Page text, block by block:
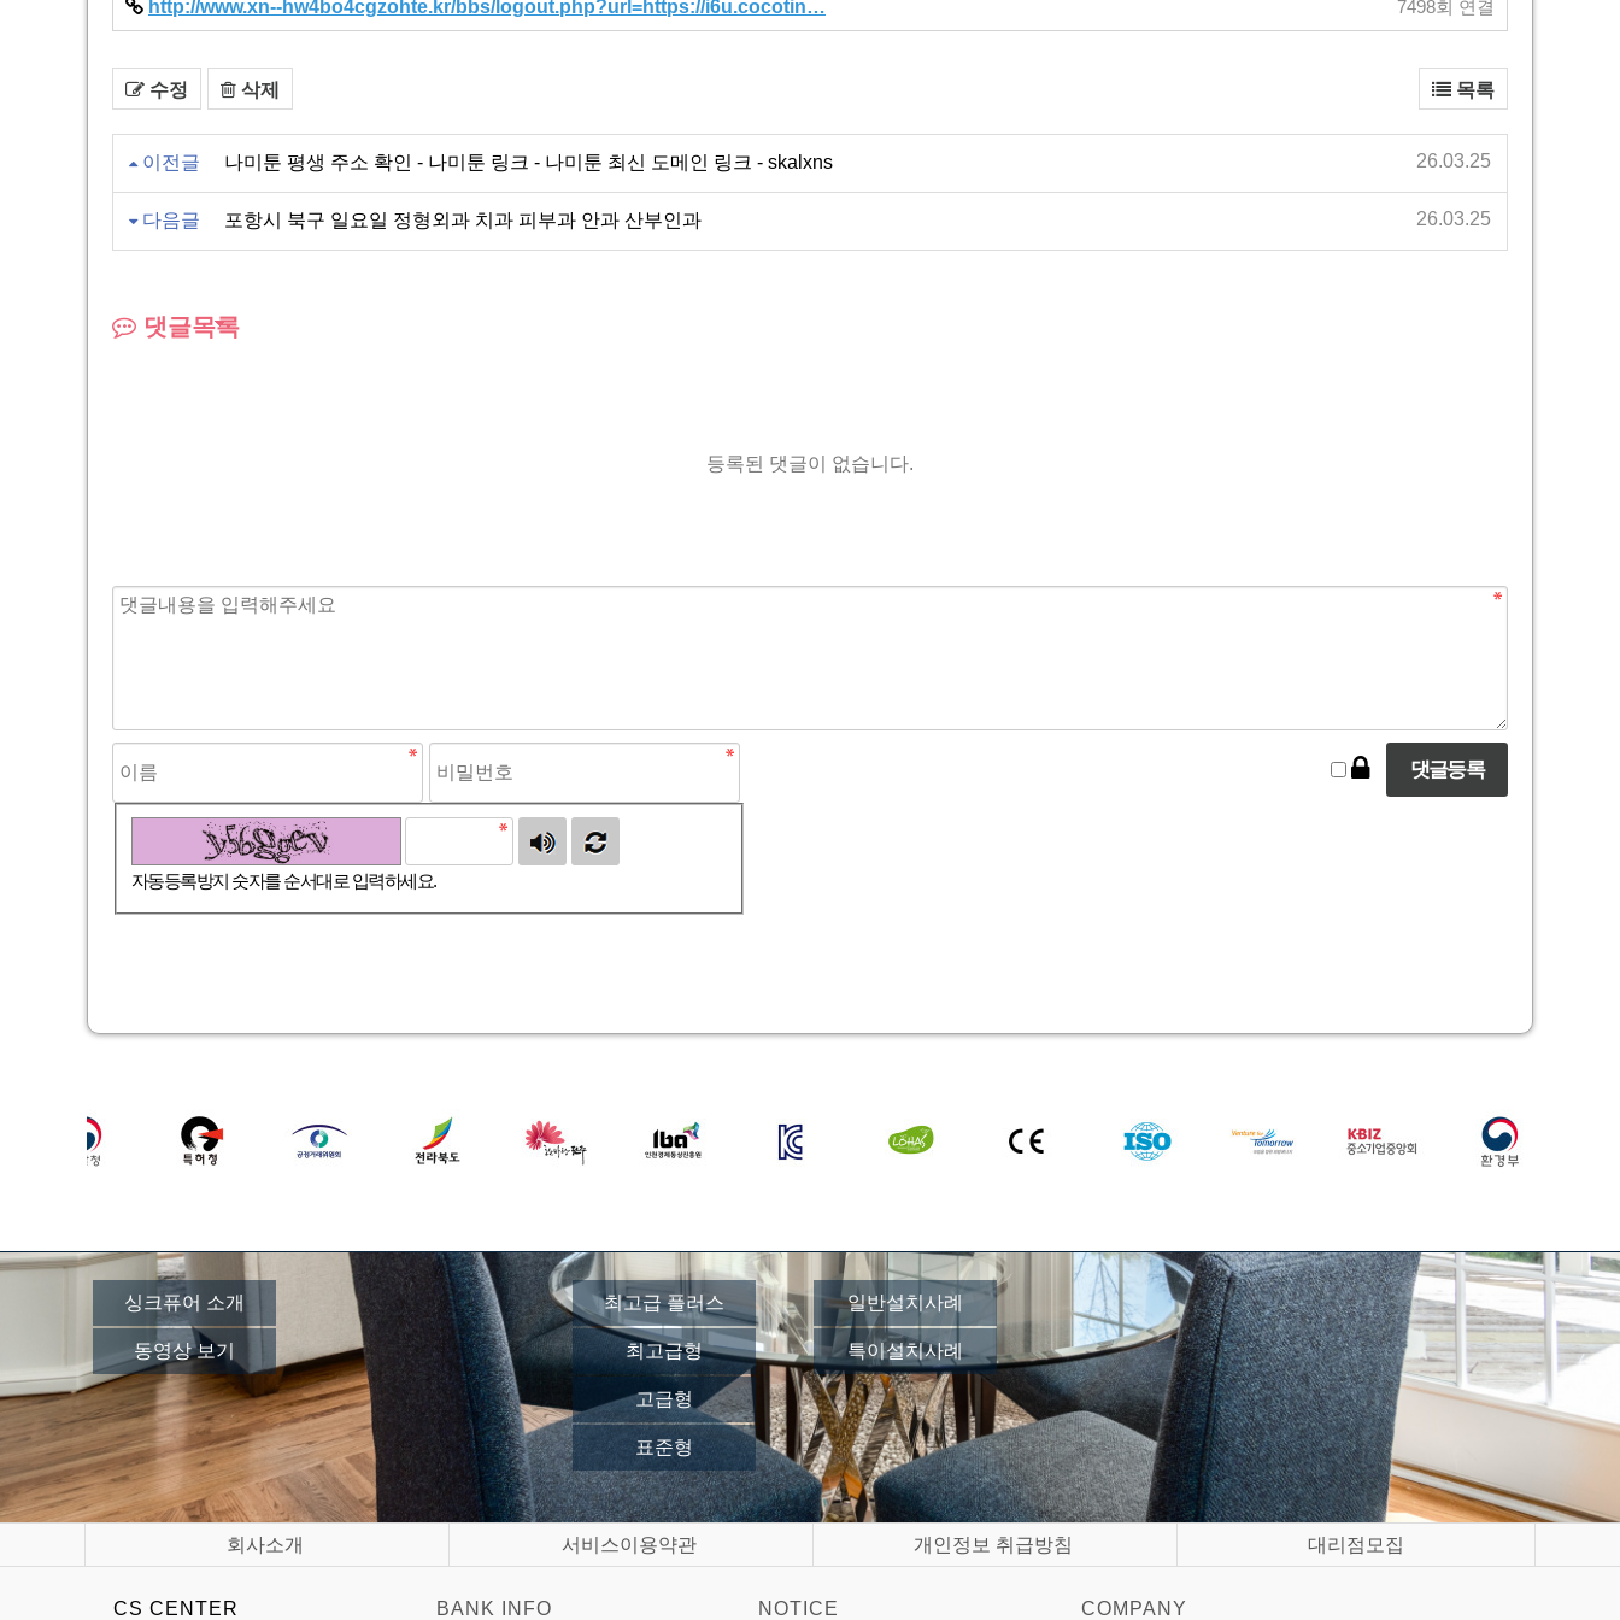
http://www.xn--hw4bo4cgzohte.kr/bbs/logout.php?url=https://i6u.cocotin… 7498회 연결
수정 삭제 목록
이전글 나미툰 평생 주소 확인 - 나미툰 링크 - 나미툰 최신 도메인 링크 - skalxns 26.03.25
다음글 포항시 북구 일요일 정형외과 치과 피부과 안과 산부인과 26.03.25
댓글목록
등록된 댓글이 없습니다.
자동등록방지 숫자를 순서대로 입력하세요.
싱크퓨어 소개
동영상 보기
최고급 플러스
최고급형
고급형
표준형
일반설치사례
특이설치사례
회사소개 서비스이용약관 개인정보 취급방침 대리점모집
CS CENTER BANK INFO NOTICE COMPANY